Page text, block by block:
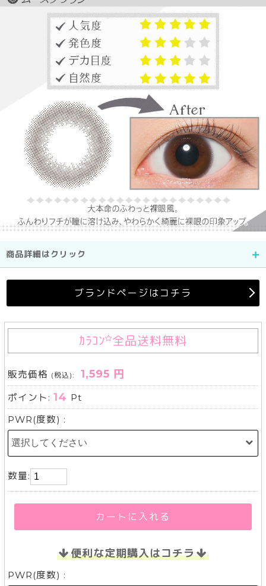
商品詳細はクリック
ブランドページはコチラ
ｶﾗｺﾝ 全品送料無料
販売価格 (税込): 1,595 円
ポイント:14 Pt
PWR(度数) :
数量:
カートに入れる
便利な定期購入はコチラ
PWR(度数) :